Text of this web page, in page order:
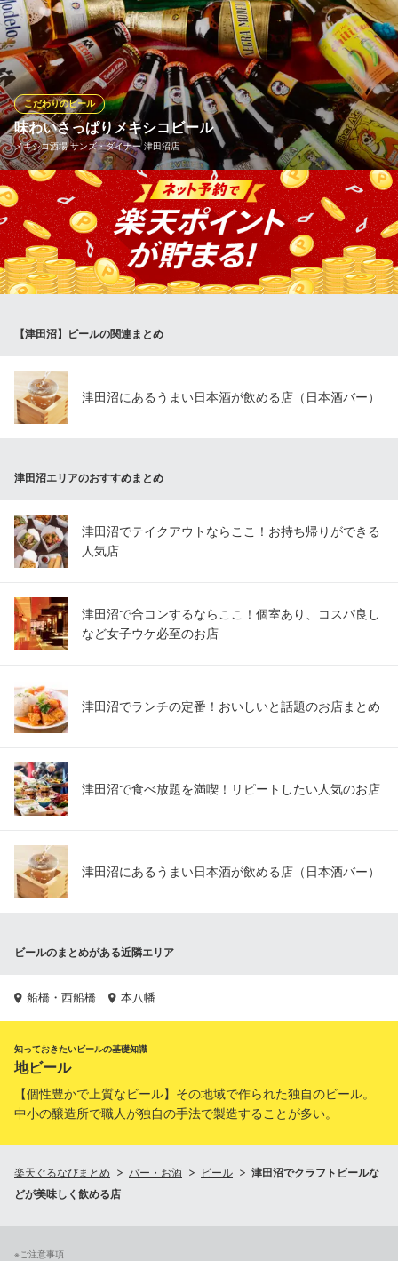
開放的な気分を味わえる！ビアガーデンの季節到来♪当店では飲み
放題でお好きなドリンクをお楽しみいただきながら、炭火で焼い
たお肉も楽しめちゃう！駅近の屋上テラスという絶好のロケーシ
ョンで、開放感を味わいましょう！会社帰りに、土日にご家族
で…大人も子供も楽しめるビアガーデンです！
BBQ DAYS 津田沼ビート
屋上テラスで炭火BBQ
ＪＲ総武線津田沼駅 徒歩2分
千葉県船橋市前原西2-18-1 津田沼Viit（ビート）屋上
味わいさっぱりメキシコビール
メキシコ酒場 サンズ・ダイナー 津田沼店
こだわりのビール
メキシコビールといえばライムを搾って味わう「コロナ」が代表
的ですが、他にも違った味わいのメキシコビールを数点ご用意し
てます。飲み比べしてみてください♪
メキシコ酒場 サンズ・ダイナー 津田沼店
千葉県習志野市津田沼1-2-12 三山ビル1F
【津田沼】ビールの関連まとめ
津田沼にあるうまい日本酒が飲める店（日本酒バー）
津田沼エリアのおすすめまとめ
津田沼でテイクアウトならここ！お持ち帰りができる
人気店
津田沼で合コンするならここ！個室あり、コスパ良し
など女子ウケ必至のお店
津田沼でランチの定番！おいしいと話題のお店まとめ
津田沼で食べ放題を満喫！リピートしたい人気のお店
津田沼にあるうまい日本酒が飲める店（日本酒バー）
ビールのまとめがある近隣エリア
船橋・西船橋 本八幡
知っておきたいビールの基礎知識
地ビール
【個性豊かで上質なビール】その地域で作られた独自のビール。
中小の醸造所で職人が独自の手法で製造することが多い。
楽天ぐるなびまとめ バー・お酒 ビール
津田沼でクラフトビールな
どが美味しく飲める店
※ご注意事項